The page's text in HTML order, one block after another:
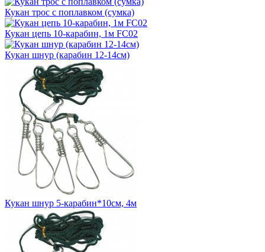
Кукан трос с поплавком (сумка)
Кукан цепь 10-карабин, 1м FC02
Кукан шнур (карабин 12-14см)
Кукан шнур 5-карабин*10см, 4м